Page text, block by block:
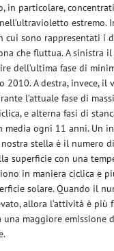
in particolare,
estremo.
cui sono rappresentati i
che fluttua. A sinistra
dell’ultima fase di
2010. A destra, invece, il
l’attuale fase di
e alterna fasi di
media ogni 11 anni. Un
stella è il numero
superficie con una
in maniera ciclica e
solare. Quando il
allora l’attività è più
una maggiore emissione